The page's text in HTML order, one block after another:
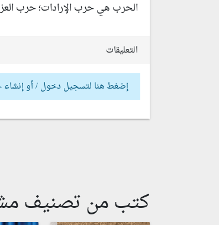
الحرب هي حرب الإرادات؛ حرب
التعليقات
إضغط هنا لتسجيل دخول / أو
كتب من تصنيف